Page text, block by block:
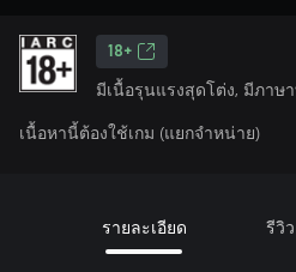
18+
มีเนื้อรุนแรงสุดโต่ง, มีภาษ
เนื้อหานี้ต้องใช้เกม (แยกจำหน่าย)
รายละเอียด รีวิว